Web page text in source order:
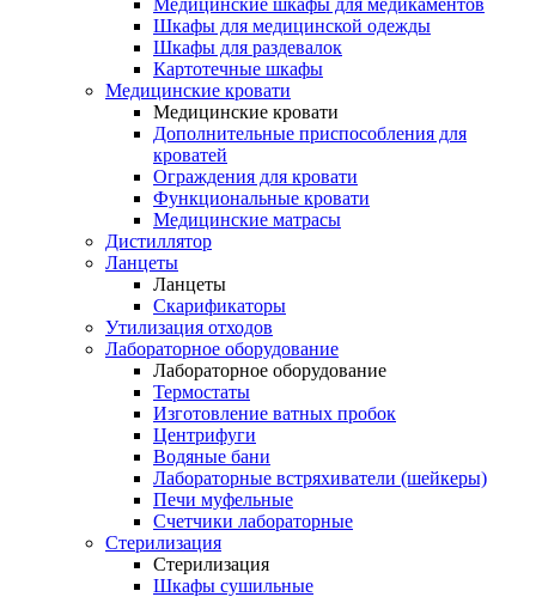
Медицинские шкафы для медикаментов
Шкафы для медицинской одежды
Шкафы для раздевалок
Картотечные шкафы
Медицинские кровати
Медицинские кровати
Дополнительные приспособления для
кроватей
Ограждения для кровати
Функциональные кровати
Медицинские матрасы
Дистиллятор
Ланцеты
Ланцеты
Скарификаторы
Утилизация отходов
Лабораторное оборудование
Лабораторное оборудование
Термостаты
Изготовление ватных пробок
Центрифуги
Водяные бани
Лабораторные встряхиватели (шейкеры)
Печи муфельные
Счетчики лабораторные
Стерилизация
Стерилизация
Шкафы сушильные